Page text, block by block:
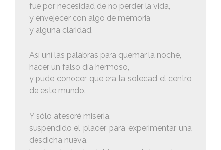
fue por necesidad de no perder la vida,
y envejecer con algo de memoria
y alguna claridad.
Así uní las palabras para quemar la noche,
hacer un falso día hermoso,
y pude conocer que era la soledad el centro
de este mundo.
Y sólo atesoré miseria,
suspendido el placer para experimentar una
desdicha nueva,